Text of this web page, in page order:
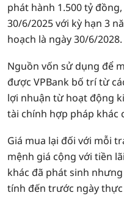
phát hành 1.500 tỷ
30/6/2025 với kỳ hạn 3
hoạch là ngày 30/6/2028.
Nguồn vốn sử dụng để
được VPBank bố trí từ
lợi nhuận từ hoạt động
tài chính hợp pháp khác
Giá mua lại đối với mỗi
mệnh giá cộng với tiền
khác đã phát sinh
tính đến trước ngày